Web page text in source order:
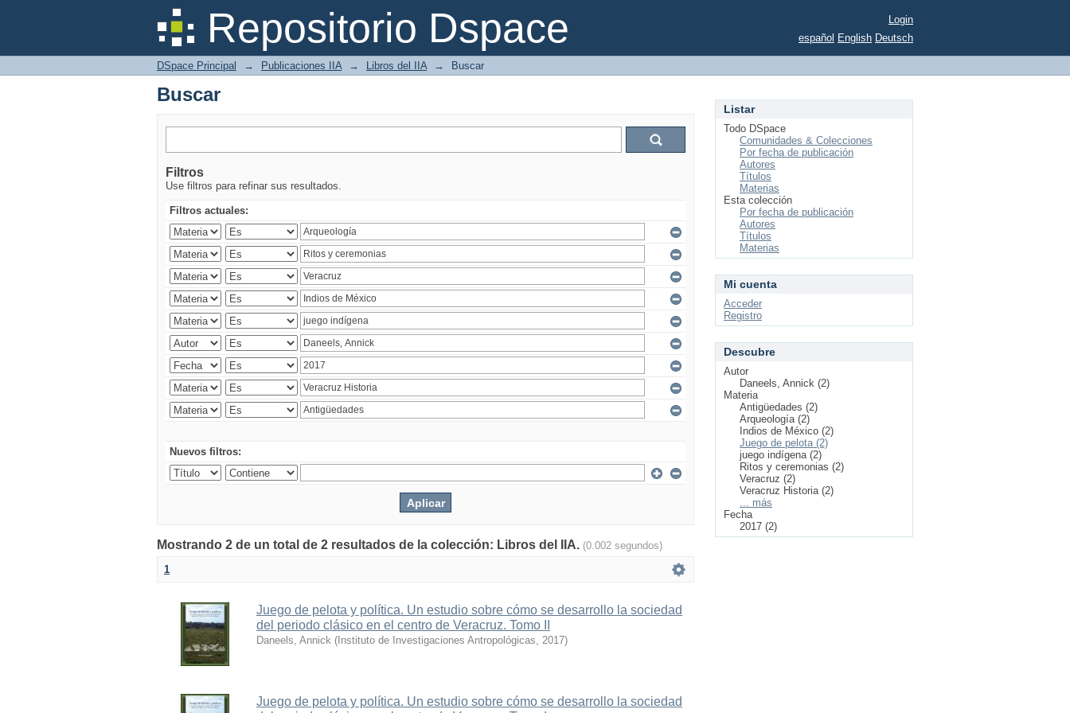
Repositorio Dspace
Buscar
Login
español English Deutsch
DSpace Principal → Publicaciones IIA → Libros del IIA → Buscar
Buscar
Filtros
Use filtros para refinar sus resultados.
Filtros actuales:
Nuevos filtros:
Mostrando 2 de un total de 2 resultados de la colección: Libros del IIA. (0.002 segundos)
1
Juego de pelota y política. Un estudio sobre cómo se desarrollo la sociedad
del periodo clásico en el centro de Veracruz. Tomo II
Daneels, Annick ( Instituto de Investigaciones Antropológicas, 2017)
Juego de pelota y política. Un estudio sobre cómo se desarrollo la sociedad
Listar
Todo DSpace
Comunidades & Colecciones
Por fecha de publicación
Autores
Títulos
Materias
Esta colección
Por fecha de publicación
Autores
Títulos
Materias
Mi cuenta
Acceder
Registro
Descubre
Autor
Daneels, Annick (2)
Materia
Antigüedades (2)
Arqueología (2)
Indios de México (2)
Juego de pelota (2)
juego indígena (2)
Ritos y ceremonias (2)
Veracruz (2)
Veracruz Historia (2)
... más
Fecha
2017 (2)